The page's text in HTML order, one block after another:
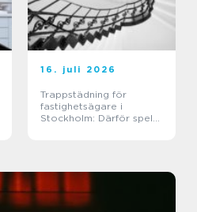
16. juli 2026
Trappstädning för
fastighetsägare i
Stockholm: Därför spelar